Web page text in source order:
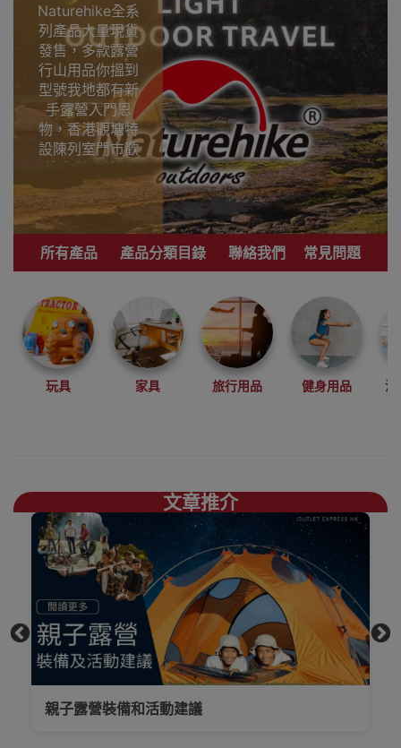
Naturehike全系
列產品大量現貨
發售，多款露營
行山用品你搵到
型號我地都有新
手露營入門恩
物，香港觀塘特
設陳列室門市歡
迎參觀直接選
購。
專業戶外運動品
牌 致力提供銷售
優質登山、行
山、露營用品。
登山、攀岩、徒
步、露營等戶外
運動中設計開發
產品。
結合自然環保，
上網睇人評價不
如自己到陳列室
觸摸下更知自己
心，歡迎到香港
觀塘陳列室門市
選購
買滿$1000免費送
新界、旺角都
得，睇岩心水就
所有產品 產品分類目錄 聯絡我們 常見問題
玩具 家具 旅行用品 健身用品
沙
文章推介
親子露營裝備和活動建議